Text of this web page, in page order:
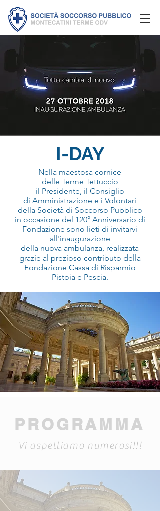
I-DAY
Nella maestosa cornice
delle Terme Tettuccio
il Presidente, il Consiglio
di Amministrazione e i Volontari
della Società di Soccorso Pubblico
in occasione del 120° Anniversario di
Fondazione sono lieti di invitarvi
all'inaugurazione
della nuova ambulanza, realizzata
grazie al prezioso contributo della
Fondazione Cassa di Risparmio
Pistoia e Pescia.
PROGRAMMA
Vi aspettiamo numerosi!!!